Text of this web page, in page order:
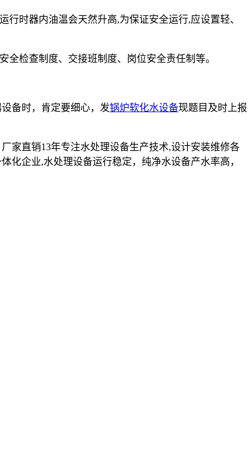
时器内油温会天然升高,为保证安全运行,应设置轻、
检查制度、交接班制度、岗位安全责任制等。
备时，肯定要细心，发锅炉软化水设备现题目及时上报
家直销13年专注水处理设备生产技术,设计安装维修各
化企业,水处理设备运行稳定，纯净水设备产水率高，